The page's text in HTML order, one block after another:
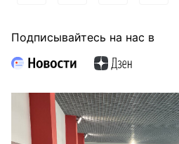
Подписывайтесь на нас в